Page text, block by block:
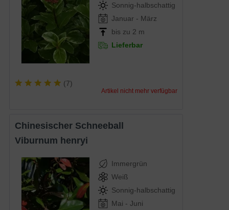
Sonnig-halbschattig
Januar - März
bis zu 2 m
Lieferbar
(7)
Artikel nicht mehr verfügbar
Chinesischer Schneeball
Viburnum henryi
Immergrün
Weiß
Sonnig-halbschattig
Mai - Juni